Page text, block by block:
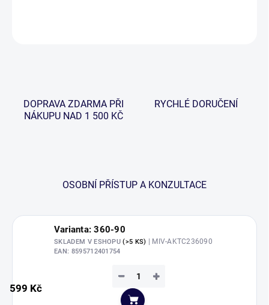
DOPRAVA ZDARMA PŘI
NÁKUPU NAD 1 500 KČ
RYCHLÉ DORUČENÍ
OSOBNÍ PŘÍSTUP A KONZULTACE
Varianta: 360-90
SKLADEM V ESHOPU(>5 KS) | MIV-AKTC236090
EAN: 8595712401754
599 Kč
+
−